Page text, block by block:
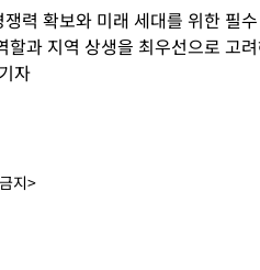
력 확보와 미래 세대를 위한 필
과 지역 상생을 최우선으로 고
자
지>